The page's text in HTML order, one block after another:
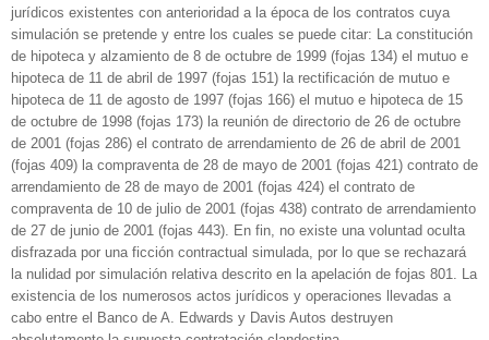
jurídicos existentes con anterioridad a la época de los contratos cuya
simulación se pretende y entre los cuales se puede citar: La constitución
de hipoteca y alzamiento de 8 de octubre de 1999 (fojas 134) el mutuo e
hipoteca de 11 de abril de 1997 (fojas 151) la rectificación de mutuo e
hipoteca de 11 de agosto de 1997 (fojas 166) el mutuo e hipoteca de 15
de octubre de 1998 (fojas 173) la reunión de directorio de 26 de octubre
de 2001 (fojas 286) el contrato de arrendamiento de 26 de abril de 2001
(fojas 409) la compraventa de 28 de mayo de 2001 (fojas 421) contrato de
arrendamiento de 28 de mayo de 2001 (fojas 424) el contrato de
compraventa de 10 de julio de 2001 (fojas 438) contrato de arrendamiento
de 27 de junio de 2001 (fojas 443). En fin, no existe una voluntad oculta
disfrazada por una ficción contractual simulada, por lo que se rechazará
la nulidad por simulación relativa descrito en la apelación de fojas 801. La
existencia de los numerosos actos jurídicos y operaciones llevadas a
cabo entre el Banco de A. Edwards y Davis Autos destruyen